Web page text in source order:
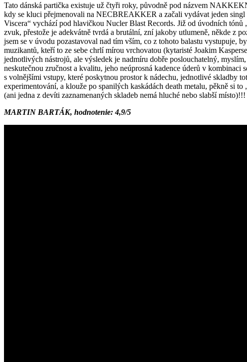
Tato dánská partička existuje už čtyři roky, původně pod názvem
kdy se kluci přejmenovali na NECBREAKKER a začali vydávat jeden singl
Viscera“ vychází pod hlavičkou Nucler Blast Records. Již od úvodních
zvuk, přestože je adekvátně tvrdá a brutální, zní jakoby utlumeně, někde z
jsem se v úvodu pozastavoval nad tím vším, co z tohoto balastu vystupuje,
muzikantů, kteří to ze sebe chrlí mírou vrchovatou (kytaristé Joakim
jednotlivých nástrojů, ale výsledek je nadmíru dobře poslouchatelný,
neskutečnou zručnost a kvalitu, jeho neúprosná kadence úderů v kombinaci
s volnějšími vstupy, které poskytnou prostor k nádechu, jednotlivé skladby
experimentování, a klouže po spanilých kaskádách death metalu, pěkně si
(ani jedna z devíti zaznamenaných skladeb nemá hluché nebo slabší
MARTIN BARTÁK, hodnotenie: 4,9/5